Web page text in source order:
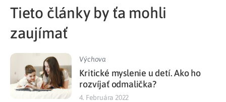
Tieto články by ťa mohli
zaujímať
Výchova
Kritické myslenie u detí. Ako ho
rozvíjať odmalička?
4. Februára 2022